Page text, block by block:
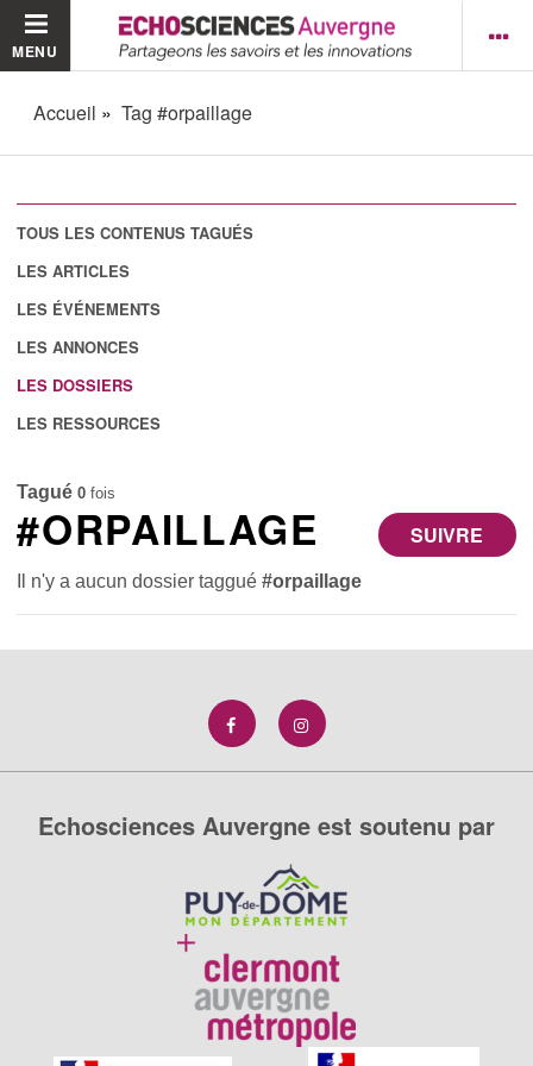
MENU
Accueil Tag #orpaillage
TOUS LES CONTENUS TAGUÉS
LES ARTICLES
LES ÉVÉNEMENTS
LES ANNONCES
LES DOSSIERS
LES RESSOURCES
Tagué 0 fois
SUIVRE
#ORPAILLAGE
Il n'y a aucun dossier taggué#orpaillage
Echosciences Auvergne est soutenu par